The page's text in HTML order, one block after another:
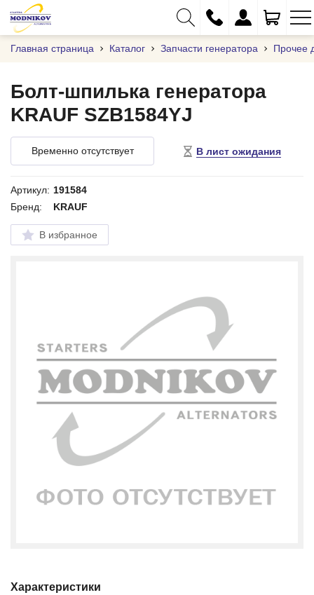
+375 (29) 333-01-01
+375 (17) 373-97-09
+375 (29) 262-61-18
Главная страница Каталог Запчасти генератора Прочее
Временно отсутствует В лист ожидания
Болт-шпилька генератора
KRAUF SZB1584YJ
Артикул: 191584
Бренд:
KRAUF
В избранное
Характеристики